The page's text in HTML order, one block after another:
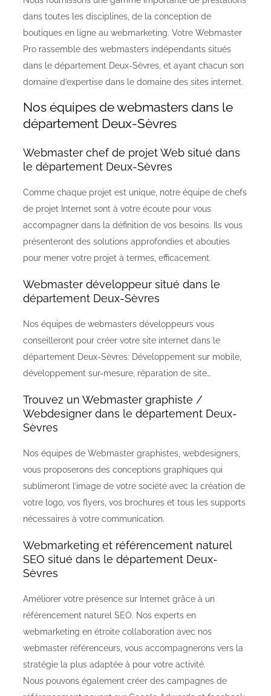
dans toutes les disciplines, de la conception de
boutiques en ligne au webmarketing. Votre Webmaster
Pro rassemble des webmasters indépendants situés
dans le département Deux-Sèvres, et ayant chacun son
domaine d’expertise dans le domaine des sites internet.
Nos équipes de webmasters dans le
département Deux-Sèvres
Webmaster chef de projet Web situé dans
le département Deux-Sèvres
Comme chaque projet est unique, notre équipe de chefs
de projet Internet sont à votre écoute pour vous
accompagner dans la définition de vos besoins. Ils vous
présenteront des solutions approfondies et abouties
pour mener votre projet à termes, efficacement.
Webmaster développeur situé dans le
département Deux-Sèvres
Nos équipes de webmasters développeurs vous
conseilleront pour créer votre site internet dans le
département Deux-Sèvres: Développement sur mobile,
développement sur-mesure, réparation de site…
Trouvez un Webmaster graphiste /
Webdesigner dans le département Deux-
Sèvres
Nos équipes de Webmaster graphistes, webdesigners,
vous proposerons des conceptions graphiques qui
sublimeront l’image de votre société avec la création de
votre logo, vos flyers, vos brochures et tous les supports
nécessaires à votre communication.
Webmarketing et référencement naturel
SEO situé dans le département Deux-
Sèvres
Améliorer votre présence sur Internet grâce à un
référencement naturel SEO. Nos experts en
webmarketing en étroite collaboration avec nos
webmaster référenceurs, vous accompagnerons vers la
stratégie la plus adaptée à pour votre activité.
Nous pouvons également créer des campagnes de